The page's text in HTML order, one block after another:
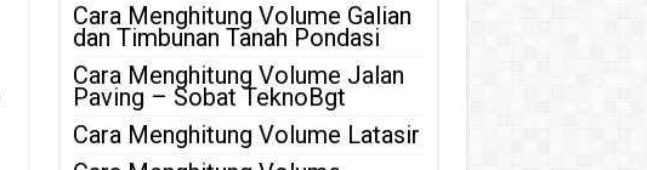
Cara Menghitung Volume Galian
dan Timbunan Tanah Pondasi
Cara Menghitung Volume Jalan
Paving – Sobat TeknoBgt
Cara Menghitung Volume Latasir